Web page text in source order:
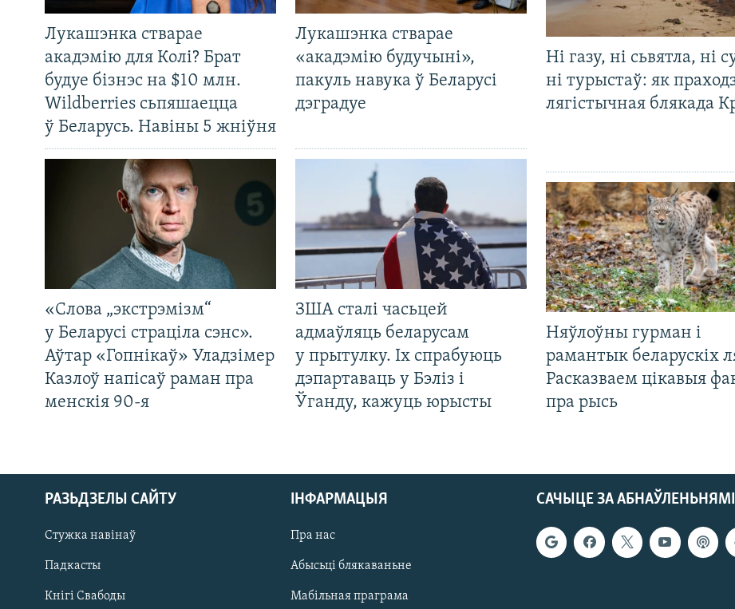
Лукашэнка стварае
акадэмію для Колі? Брат
будуе бізнэс на $10 млн.
Wildberries сьпяшаецца
ў Беларусь. Навіны 5 жніўня
Лукашэнка стварае
«акадэмію будучыні»,
пакуль навука ў Беларусі
дэградуе
«Слова „экстрэмізм“
у Беларусі страціла сэнс».
Аўтар «Гопнікаў» Уладзімер
Казлоў напісаў раман пра
менскія 90-я
ЗША сталі часьцей
адмаўляць беларусам
у прытулку. Іх спрабуюць
дэпартаваць у Бэліз і
Ўганду, кажуць юрысты
Ні газу, ні сьвятла, ні
ні турыстаў: як
лягістычная блякада
Няўлоўны гурман і
рамантык беларускіх
Расказваем цікавыя
пра рысь
САЧЫЦЕ ЗА АБНАЎЛЕНЬНЯМІ
РАЗЬДЗЕЛЫ САЙТУ
Стужка навінаў
Падкасты
Кнігі Свабоды
ІНФАРМАЦЫЯ
Пра нас
Абысьці блякаваньне
Мабільная праграма